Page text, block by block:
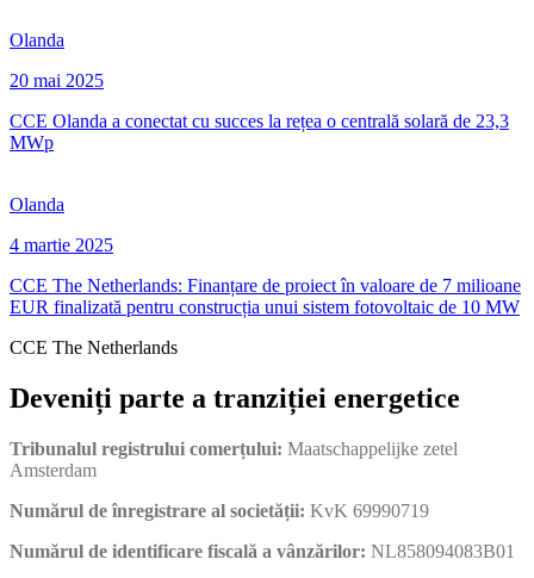
Olanda
20 mai 2025
CCE Olanda a conectat cu succes la rețea o centrală solară de 23,3
MWp
Olanda
4 martie 2025
CCE The Netherlands: Finanțare de proiect în valoare de 7 milioane
EUR finalizată pentru construcția unui sistem fotovoltaic de 10 MW
CCE The Netherlands
Deveniți parte a tranziției energetice
Tribunalul registrului comerțului: Maatschappelijke zetel
Amsterdam
Numărul de înregistrare al societății: KvK 69990719
Numărul de identificare fiscală a vânzărilor: NL858094083B01